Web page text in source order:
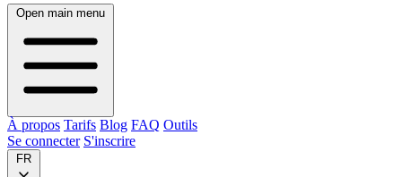
Open main menu
À propos Tarifs Blog FAQ Outils
Se connecter S'inscrire
FR